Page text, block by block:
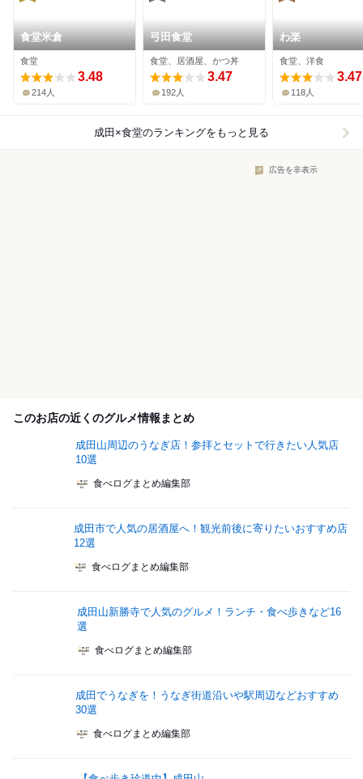
食堂米倉
食堂
3.48
214人
弓田食堂
食堂、居酒屋、かつ丼
3.47
192人
わ楽
食堂、洋食
3.47
118人
成田×食堂のランキングをもっと見る
広告を非表示
このお店の近くのグルメ情報まとめ
成田山周辺のうなぎ店！参拝とセットで行きたい人気店
10選
食べログまとめ編集部
成田市で人気の居酒屋へ！観光前後に寄りたいおすすめ店
12選
食べログまとめ編集部
成田山新勝寺で人気のグルメ！ランチ・食べ歩きなど16
選
食べログまとめ編集部
成田でうなぎを！うなぎ街道沿いや駅周辺などおすすめ
30選
食べログまとめ編集部